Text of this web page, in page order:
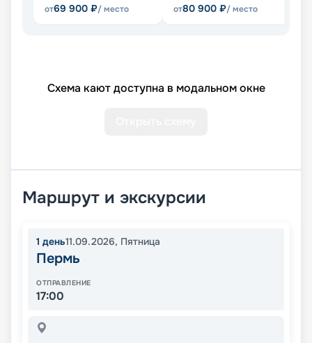
от69 900 ₽/ место от80 900 ₽/ место
Схема кают доступна в модальном окне
Маршрут и экскурсии
1 день11.09.2026, Пятница
Пермь
ОТПРАВЛЕНИЕ
17:00